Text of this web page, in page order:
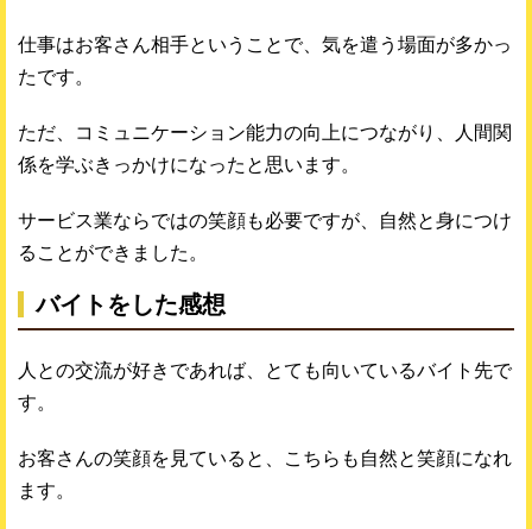
仕事はお客さん相手ということで、気を遣う場面が多かっ
たです。
ただ、コミュニケーション能力の向上につながり、人間関
係を学ぶきっかけになったと思います。
サービス業ならではの笑顔も必要ですが、自然と身につけ
ることができました。
バイトをした感想
人との交流が好きであれば、とても向いているバイト先で
す。
お客さんの笑顔を見ていると、こちらも自然と笑顔になれ
ます。